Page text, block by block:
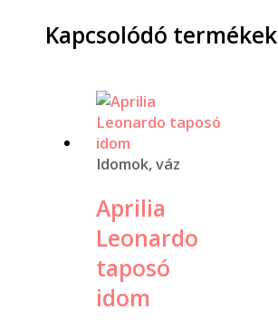
Kapcsolódó termékek
Idomok, váz
Aprilia
Leonardo
taposó
idom